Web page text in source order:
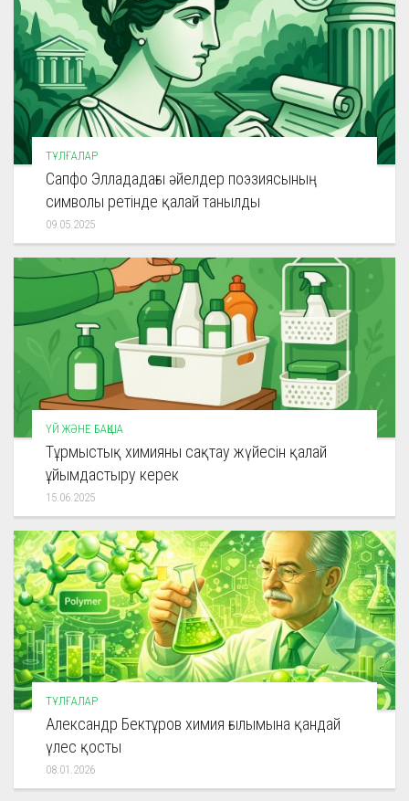
ТҰЛҒАЛАР
Сапфо Эллададағы әйелдер поэзиясының
символы ретінде қалай танылды
09.05.2025
ҮЙ ЖӘНЕ БАҚША
Тұрмыстық химияны сақтау жүйесін қалай
ұйымдастыру керек
15.06.2025
ТҰЛҒАЛАР
Александр Бектұров химия ғылымына қандай
үлес қосты
08.01.2026